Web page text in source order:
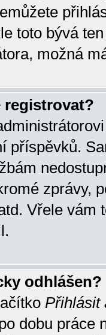
toto bývá
možná
registrovat?
příspěvků.
zprávy,
Vřele vám
odhlášen?
Přihlásit
dobu práce